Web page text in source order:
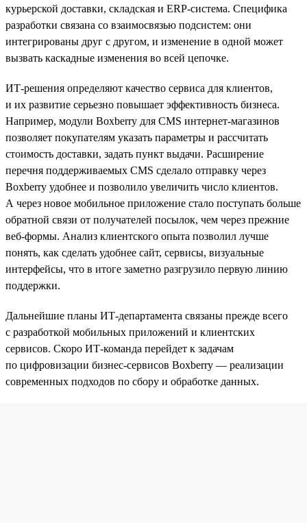
курьерской доставки, складская и ERP-система. Специфика
разработки связана со взаимосвязью подсистем: они
интегрированы друг с другом, и изменение в одной может
вызвать каскадные изменения во всей цепочке.
ИТ-решения определяют качество сервиса для клиентов,
и их развитие серьезно повышает эффективность бизнеса.
Например, модули Boxberry для CMS интернет-магазинов
позволяет покупателям указать параметры и рассчитать
стоимость доставки, задать пункт выдачи. Расширение
перечня поддерживаемых CMS сделало отправку через
Boxberry удобнее и позволило увеличить число клиентов.
А через новое мобильное приложение стало поступать больше
обратной связи от получателей посылок, чем через прежние
веб-формы. Анализ клиентского опыта позволил лучше
понять, как сделать удобнее сайт, сервисы, визуальные
интерфейсы, что в итоге заметно разгрузило первую линию
поддержки.
Дальнейшие планы ИТ-департамента связаны прежде всего
с разработкой мобильных приложений и клиентских
сервисов. Скоро ИТ-команда перейдет к задачам
по цифровизации бизнес-сервисов Boxberry — реализации
современных подходов по сбору и обработке данных.